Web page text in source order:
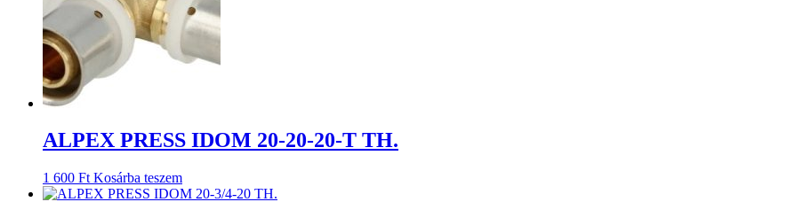
ALPEX PRESS IDOM 20-20-20-T TH.
1 600 Ft Kosárba teszem